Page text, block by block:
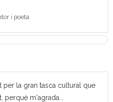
i poeta
per la gran tasca cultural que
perquè m'agrada...